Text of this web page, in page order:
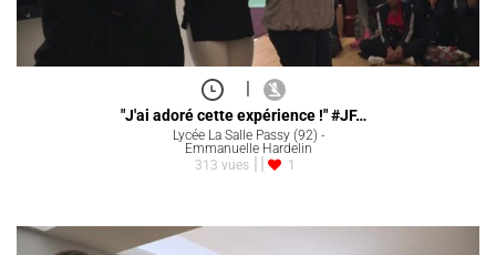
|
"J'ai adoré cette expérience !" #JF…
Lycée La Salle Passy (92) -
Emmanuelle Hardelin
313 vues
1